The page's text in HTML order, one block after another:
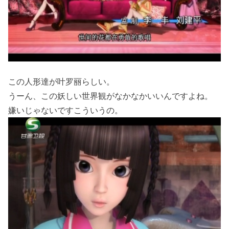
この人形達が叶罗丽らしい。
うーん、この妖しい世界観がなかなかいいんですよね。
嫌いじゃないですこういうの。